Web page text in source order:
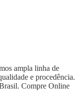
ampla linha de
e procedência.
Compre Online